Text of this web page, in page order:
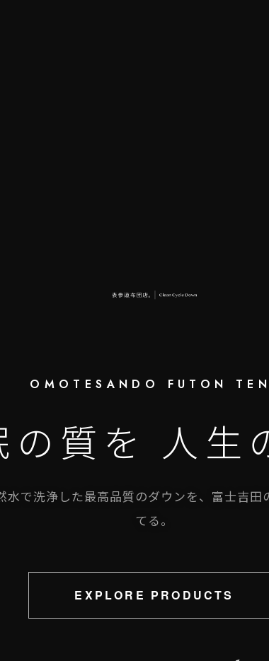
OMOTESANDO FUTON
の質を 人生
水で洗浄した最高品質のダウンを、富士吉田
てる。
EXPLORE PRODUCTS